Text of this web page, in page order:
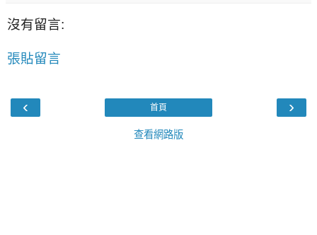
沒有留言:
張貼留言
‹ ›
首頁
查看網路版